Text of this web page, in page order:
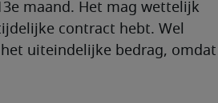
maand. Het mag wettelijk
contract hebt. Wel
uiteindelijke bedrag, omdat